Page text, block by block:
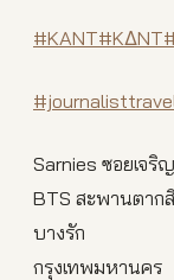
#KANT#KΔNT
Sarnies ซอยเจริ
BTS สะพานตาก
บางรัก
กรุงเทพมหานคร